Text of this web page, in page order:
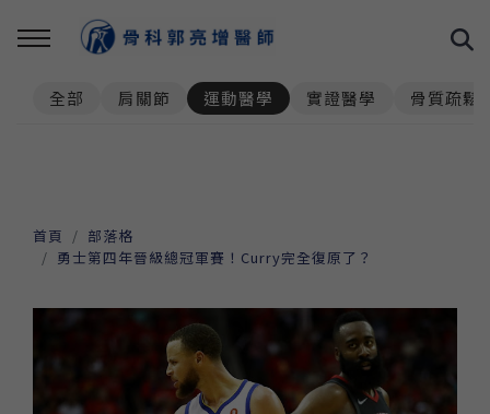
全部 肩關節 運動醫學 實證醫學 骨質疏鬆
首頁
部落格
勇士第四年晉級總冠軍賽！Curry完全復原了？